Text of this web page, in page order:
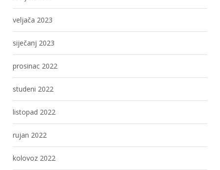
veljača 2023
siječanj 2023
prosinac 2022
studeni 2022
listopad 2022
rujan 2022
kolovoz 2022